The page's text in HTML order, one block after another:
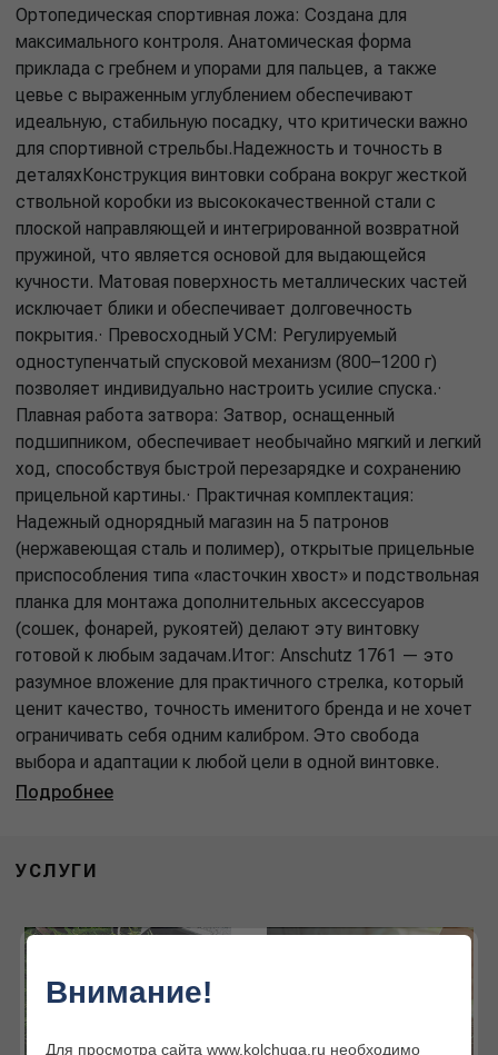
Ортопедическая спортивная ложа: Создана для
максимального контроля. Анатомическая форма
приклада с гребнем и упорами для пальцев, а также
цевье с выраженным углублением обеспечивают
идеальную, стабильную посадку, что критически важно
для спортивной стрельбы.Надежность и точность в
деталяхКонструкция винтовки собрана вокруг жесткой
ствольной коробки из высококачественной стали с
плоской направляющей и интегрированной возвратной
пружиной, что является основой для выдающейся
кучности. Матовая поверхность металлических частей
исключает блики и обеспечивает долговечность
покрытия.· Превосходный УСМ: Регулируемый
одноступенчатый спусковой механизм (800–1200 г)
позволяет индивидуально настроить усилие спуска.·
Плавная работа затвора: Затвор, оснащенный
подшипником, обеспечивает необычайно мягкий и легкий
ход, способствуя быстрой перезарядке и сохранению
прицельной картины.· Практичная комплектация:
Надежный однорядный магазин на 5 патронов
(нержавеющая сталь и полимер), открытые прицельные
приспособления типа «ласточкин хвост» и подствольная
планка для монтажа дополнительных аксессуаров
(сошек, фонарей, рукоятей) делают эту винтовку
готовой к любым задачам.Итог: Anschutz 1761 — это
разумное вложение для практичного стрелка, который
ценит качество, точность именитого бренда и не хочет
ограничивать себя одним калибром. Это свобода
выбора и адаптации к любой цели в одной винтовке.
Подробнее
УСЛУГИ
Внимание!
Для просмотра сайта www.kolchuga.ru необходимо